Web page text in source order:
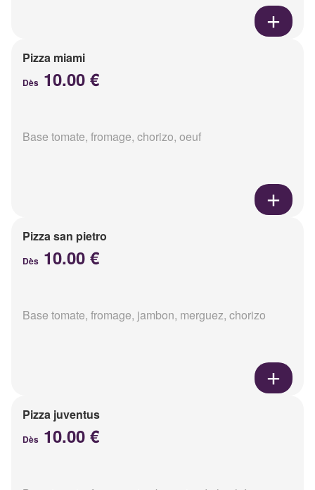
Pizza miami
Dès 10.00 €
Base tomate, fromage, chorizo, oeuf
Pizza san pietro
Dès 10.00 €
Base tomate, fromage, jambon, merguez, chorizo
Pizza juventus
Dès 10.00 €